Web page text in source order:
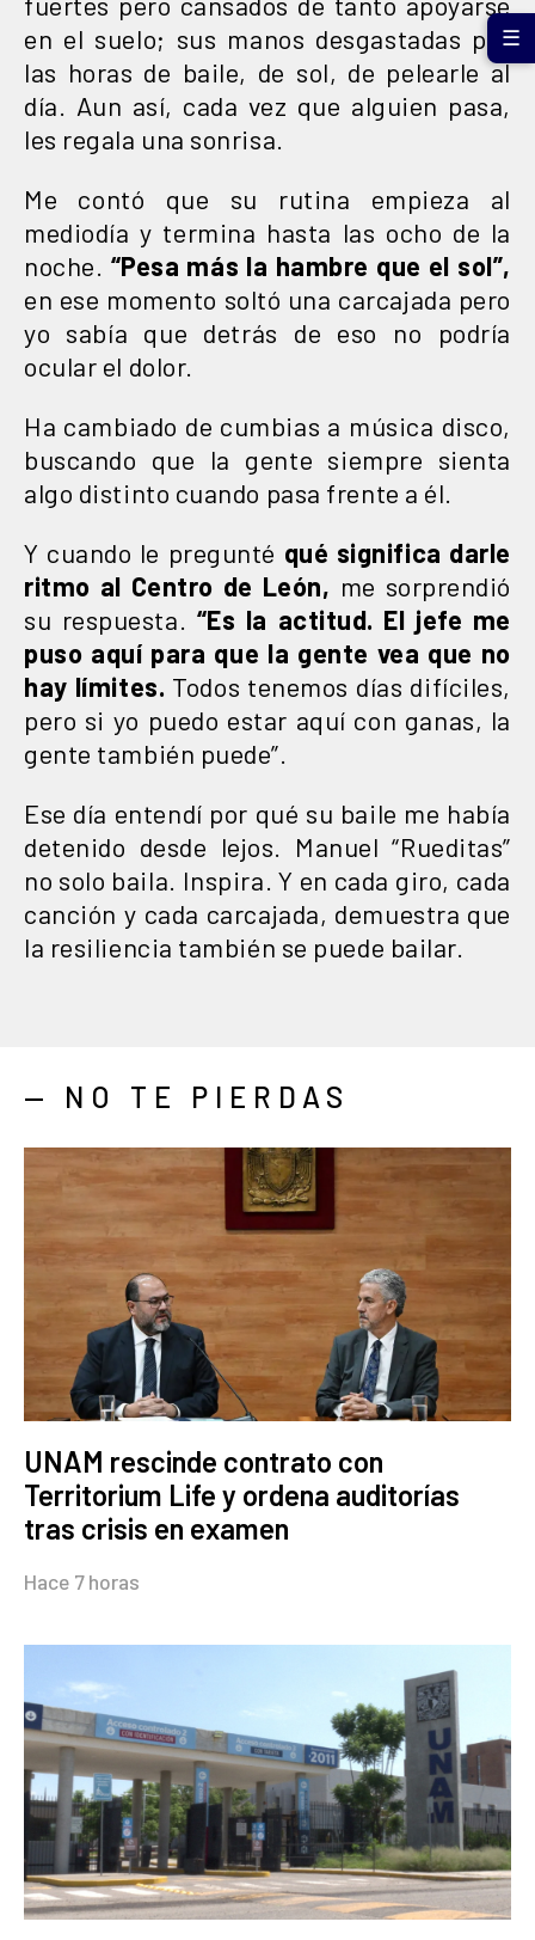
en el suelo; sus manos desgastadas por
las horas de baile, de sol, de pelearle al
día. Aun así, cada vez que alguien pasa,
les regala una sonrisa.
Me contó que su rutina empieza al
mediodía y termina hasta las ocho de la
noche. “Pesa más la hambre que el sol”,
en ese momento soltó una carcajada pero
yo sabía que detrás de eso no podría
ocular el dolor.
Ha cambiado de cumbias a música disco,
buscando que la gente siempre sienta
algo distinto cuando pasa frente a él.
Y cuando le pregunté qué significa darle
ritmo al Centro de León, me sorprendió
su respuesta. “Es la actitud. El jefe me
puso aquí para que la gente vea que no
hay límites. Todos tenemos días difíciles,
pero si yo puedo estar aquí con ganas, la
gente también puede”.
Ese día entendí por qué su baile me había
detenido desde lejos. Manuel “Rueditas”
no solo baila. Inspira. Y en cada giro, cada
canción y cada carcajada, demuestra que
la resiliencia también se puede bailar.
— NO TE PIERDAS
UNAM rescinde contrato con
Territorium Life y ordena auditorías
tras crisis en examen
Hace 7 horas
☰